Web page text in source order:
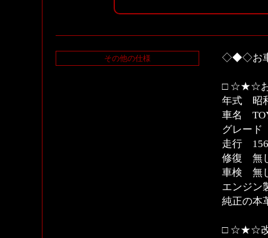
その他の仕様 ◇◆◇お
□ ☆★☆
年式 昭
車名
グレー
走行
修復 無
車検 無
エンジン
純正の本
□ ☆★☆